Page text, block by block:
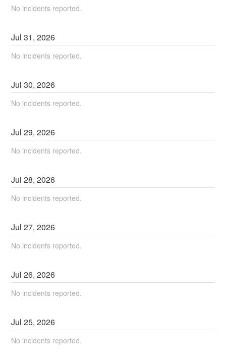
No incidents reported.
Jul31,2026
No incidents reported.
Jul30,2026
No incidents reported.
Jul29,2026
No incidents reported.
Jul28,2026
No incidents reported.
Jul27,2026
No incidents reported.
Jul26,2026
No incidents reported.
Jul25,2026
No incidents reported.